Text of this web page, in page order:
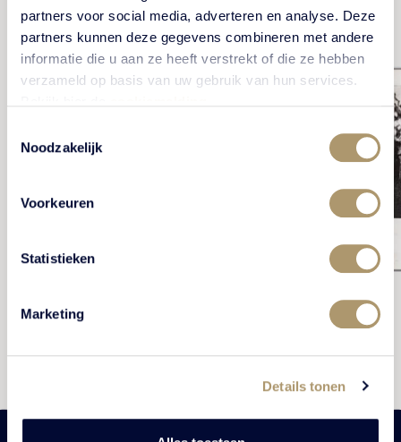
partners voor social media, adverteren en analyse. Deze
partners kunnen deze gegevens combineren met andere
informatie die u aan ze heeft verstrekt of die ze hebben
verzameld op basis van uw gebruik van hun services.
Noodzakelijk
Voorkeuren
Statistieken
Marketing
Details tonen